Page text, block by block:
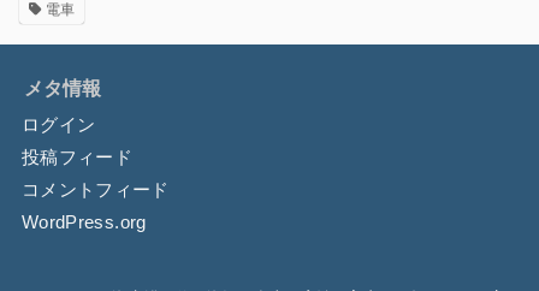
電車
メタ情報
ログイン
投稿フィード
コメントフィード
WordPress.org